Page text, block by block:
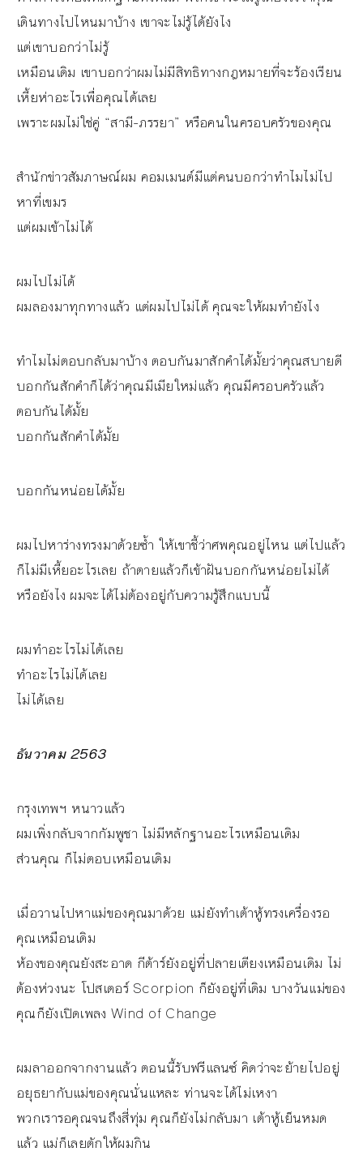
เดินทางไปไหนมาบ้าง เขาจะไม่รู้ได้ยังไง
แต่เขาบอกว่าไม่รู้
เหมือนเดิม เขาบอกว่าผมไม่มีสิทธิทางกฎหมายที่จะร้องเรียน
เหี้ยห่าอะไรเพื่อคุณได้เลย
เพราะผมไม่ใช่คู่ “สามี-ภรรยา” หรือคนในครอบครัวของคุณ
สำนักข่าวสัมภาษณ์ผม คอมเมนต์มีแต่คนบอกว่าทำไมไม่ไป
หาที่เขมร
แต่ผมเข้าไม่ได้
ผมไปไม่ได้
ผมลองมาทุกทางแล้ว แต่ผมไปไม่ได้ คุณจะให้ผมทำยังไง
ทำไมไม่ตอบกลับมาบ้าง ตอบกันมาสักคำได้มั้ยว่าคุณสบายดี
บอกกันสักคำก็ได้ว่าคุณมีเมียใหม่แล้ว คุณมีครอบครัวแล้ว
ตอบกันได้มั้ย
บอกกันสักคำได้มั้ย
บอกกันหน่อยได้มั้ย
ผมไปหาร่างทรงมาด้วยซ้ำ ให้เขาชี้ว่าศพคุณอยู่ไหน แต่ไปแล้ว
ก็ไม่มีเหี้ยอะไรเลย ถ้าตายแล้วก็เข้าฝันบอกกันหน่อยไม่ได้
หรือยังไง ผมจะได้ไม่ต้องอยู่กับความรู้สึกแบบนี้
ผมทำอะไรไม่ได้เลย
ทำอะไรไม่ได้เลย
ไม่ได้เลย
ธันวาคม 2563
กรุงเทพฯ หนาวแล้ว
ผมเพิ่งกลับจากกัมพูชา ไม่มีหลักฐานอะไรเหมือนเดิม
ส่วนคุณ ก็ไม่ตอบเหมือนเดิม
เมื่อวานไปหาแม่ของคุณมาด้วย แม่ยังทำเต้าหู้ทรงเครื่องรอ
คุณเหมือนเดิม
ห้องของคุณยังสะอาด กีต้าร์ยังอยู่ที่ปลายเตียงเหมือนเดิม ไม่
ต้องห่วงนะ โปสเตอร์ Scorpion ก็ยังอยู่ที่เดิม บางวันแม่ของ
คุณก็ยังเปิดเพลง Wind of Change
ผมลาออกจากงานแล้ว ตอนนี้รับฟรีแลนซ์ คิดว่าจะย้ายไปอยู่
อยุธยากับแม่ของคุณนั่นแหละ ท่านจะได้ไม่เหงา
พวกเรารอคุณจนถึงสี่ทุ่ม คุณก็ยังไม่กลับมา เต้าหู้เย็นหมด
แล้ว แม่ก็เลยตักให้ผมกิน